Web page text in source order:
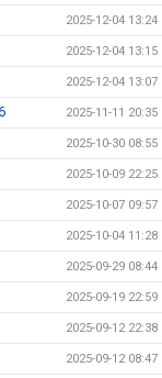
2025-12-04 13:24
2025-12-04 13:15
2025-12-04 13:07
2025-11-11 20:35
2025-10-30 08:55
2025-10-09 22:25
2025-10-07 09:57
2025-10-04 11:28
2025-09-29 08:44
2025-09-19 22:59
2025-09-12 22:38
2025-09-12 08:47